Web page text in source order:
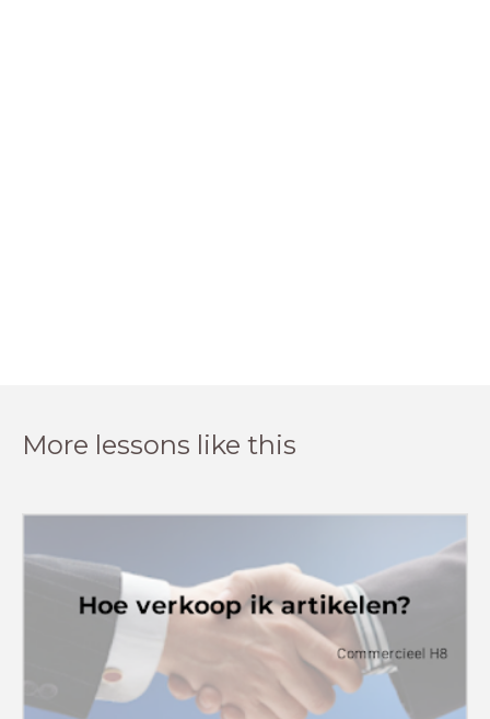
More lessons like this